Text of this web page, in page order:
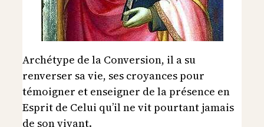
Archétype de la Conversion, il a su
renverser sa vie, ses croyances pour
témoigner et enseigner de la présence en
Esprit de Celui qu’il ne vit pourtant jamais
de son vivant.